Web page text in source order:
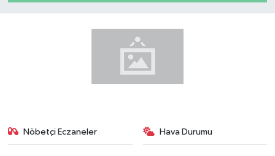
Nöbetçi Eczaneler Hava Durumu